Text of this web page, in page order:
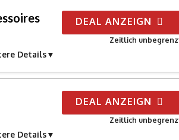
Details
DEAL ANZEIGN
Zeitlich
Details
DEAL ANZEIGN
Zeitlich